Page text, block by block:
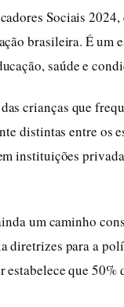
Sociais
brasileira. É um
saúde e
crianças que
distintas entre os
instituições
um caminho
diretrizes para a
que